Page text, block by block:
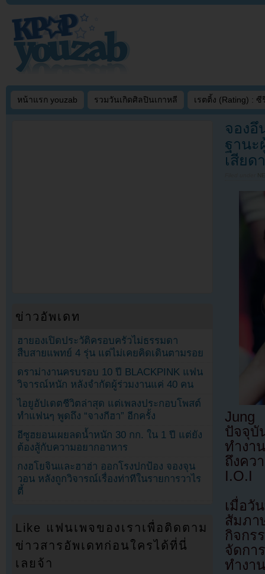
หน้าแรก youzab รวมวันเกิดศิลปินเกาหลี เรตติ้ง (Rating) : ซี
จองอึ
ฐานะ
เสียด
Jung
ปัจจุบั
ทำงา
ถึงคว
I.O.I
เมื่อวั
สัมภ
กิจกร
จัดกา
ทำงา
ข่าวอัพเดท
ฮายองเปิดประวัติครอบครัวไม่ธรรมดา
สืบสายแพทย์ 4 รุ่น แต่ไม่เคยคิดเดินตามรอย
ดราม่างานครบรอบ 10 ปี BLACKPINK แฟน
วิจารณ์หนัก หลังจำกัดผู้ร่วมงานแค่ 40 คน
ไอยูอัปเดตชีวิตล่าสุด แต่เพลงประกอบโพสต์
ทำแฟนๆ พูดถึง “จางกีฮา” อีกครั้ง
อีซูฮยอนเผยลดน้ำหนัก 30 กก. ใน 1 ปี แต่ยัง
ต้องสู้กับความอยากอาหาร
กงฮโยจินและฮาฮ่า ออกโรงปกป้อง จองจุน
วอน หลังถูกวิจารณ์เรื่องท่าทีในรายการวาไร
ตี้
Like แฟนเพจของเราเพื่อติดตาม
ข่าวสารอัพเดทก่อนใครได้ที่นี่
เลยจ้า